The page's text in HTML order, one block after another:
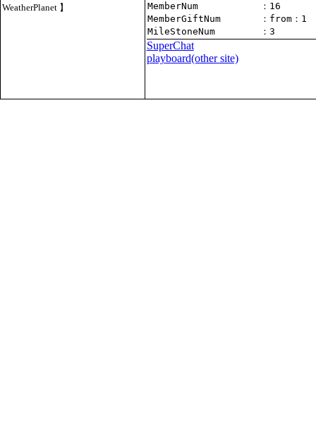
WeatherPlanet 】
MemberNum
：16
MemberGiftNum
： from ：1
MileStoneNum
：3
SuperChat
playboard(other site)